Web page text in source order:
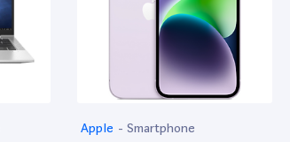
Apple - Smartphone